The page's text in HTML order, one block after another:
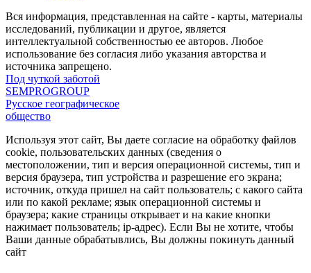
Вся информация, представленная на сайте - карты, материалы
исследований, публикации и другое, является
интеллектуальной собственностью ее авторов. Любое
использование без согласия либо указания авторства и
источника запрещено.
Под чуткой заботой
SEMPROGROUP
Русское географическое
общество
Используя этот сайт, Вы даете согласие на обработку файлов
cookie, пользовательских данных (сведения о
местоположении, тип и версия операционной системы, тип и
версия браузера, тип устройства и разрешение его экрана;
источник, откуда пришел на сайт пользователь; с какого сайта
или по какой рекламе; язык операционной системы и
браузера; какие страницы открывает и на какие кнопки
нажимает пользователь; ip-адрес). Если Вы не хотите, чтобы
Ваши данные обрабатывлись, Вы должны покинуть данный
сайт